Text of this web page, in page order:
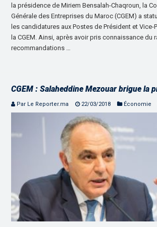
la présidence de Miriem Bensalah-Chaqroun, la
Générale des Entreprises du Maroc (CGEM) a
les candidatures aux Postes de Président et Vice-
la CGEM. Ainsi, après avoir pris connaissance du
recommandations …
CGEM : Salaheddine Mezouar brigue la
Par Le Reporter.ma 22/03/2018 Économie